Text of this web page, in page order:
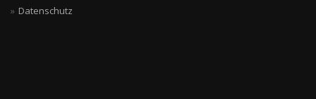
Datenschutz